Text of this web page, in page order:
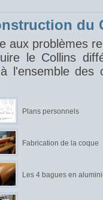
du
aux problèmes
le Collins
l'ensemble des
Plans personnels
Fabrication de la coque
Les 4 bagues en